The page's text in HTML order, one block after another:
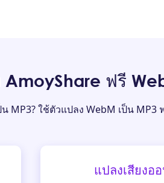
AmoyShare ฟรี
MP3? ใช้ตัวแปลง WebM เป็น
แปลงเสียงอ